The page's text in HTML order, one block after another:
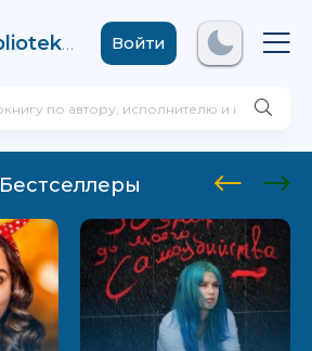
Online-biblioteka .comВойти
Бестселлеры